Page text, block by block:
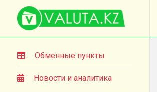
Обменные пункты
Новости и аналитика